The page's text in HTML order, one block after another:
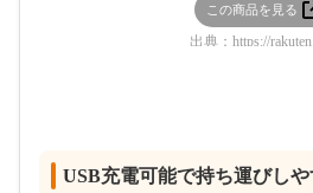
この商品を見る
出典： https://
USB充電可能で持ち運びしや